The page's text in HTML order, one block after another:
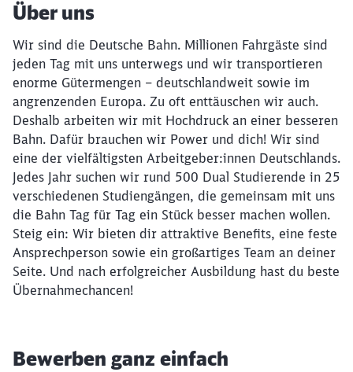
Über uns
Wir sind die Deutsche Bahn. Millionen Fahrgäste sind
jeden Tag mit uns unterwegs und wir transportieren
enorme Gütermengen – deutschlandweit sowie im
angrenzenden Europa. Zu oft enttäuschen wir auch.
Deshalb arbeiten wir mit Hochdruck an einer besseren
Bahn. Dafür brauchen wir Power und dich! Wir sind
eine der vielfältigsten Arbeitgeber:innen Deutschlands.
Jedes Jahr suchen wir rund 500 Dual Studierende in 25
verschiedenen Studiengängen, die gemeinsam mit uns
die Bahn Tag für Tag ein Stück besser machen wollen.
Steig ein: Wir bieten dir attraktive Benefits, eine feste
Ansprechperson sowie ein großartiges Team an deiner
Seite. Und nach erfolgreicher Ausbildung hast du beste
Übernahmechancen!
Bewerben ganz einfach